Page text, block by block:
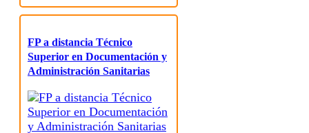
FP a distancia Técnico
Superior en Documentación y
Administración Sanitarias